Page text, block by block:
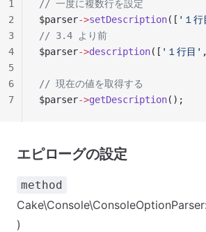
// 一度に複数行を設定
$parser->setDescription([ '１行
// 3.4 より前
$parser->description([ '１行目'
// 現在の値を取得する
$parser->getDescription();
1
2
3
4
5
6
7
エピローグの設定
method
)